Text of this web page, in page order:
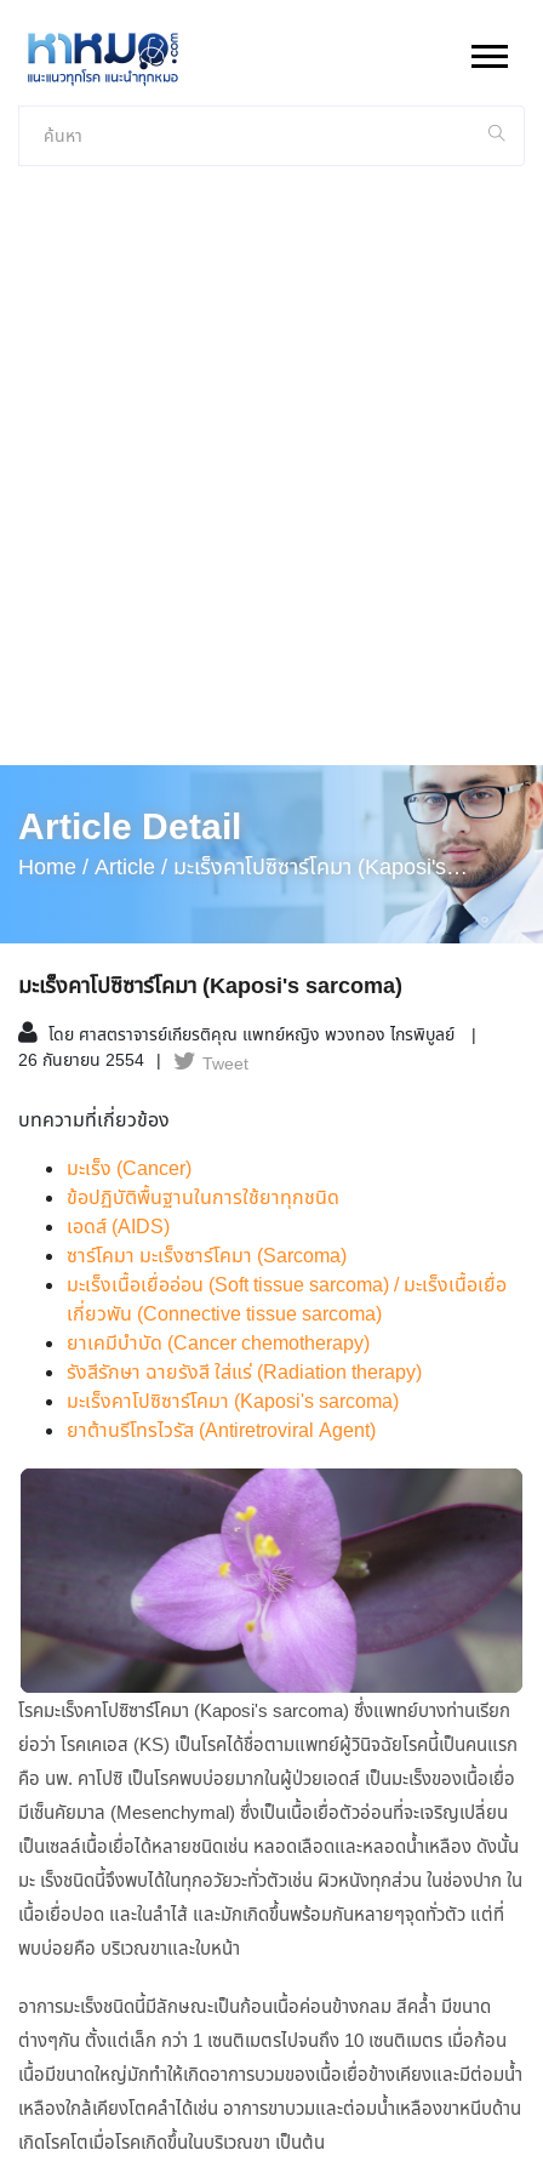
Article Detail
Home /Article / มะเร็งคาโปซิซาร์โคมา (Kaposi's
มะเร็งคาโปซิซาร์โคมา (Kaposi's sarcoma)
โดย ศาสตราจารย์เกียรติคุณ แพทย์หญิง พวงทอง ไกรพิบูลย์
26 กันยายน 2554
Tweet
บทความที่เกี่ยวข้อง
มะเร็ง (Cancer)
ข้อปฏิบัติพื้นฐานในการใช้ยาทุกชนิด
เอดส์ (AIDS)
ซาร์โคมา มะเร็งซาร์โคมา (Sarcoma)
มะเร็งเนื้อเยื่ออ่อน (Soft tissue sarcoma) / มะเร็งเนื้อเยื่อ
เกี่ยวพัน (Connective tissue sarcoma)
ยาเคมีบำบัด (Cancer chemotherapy)
รังสีรักษา ฉายรังสี ใส่แร่ (Radiation therapy)
มะเร็งคาโปซิซาร์โคมา (Kaposi's sarcoma)
ยาต้านรีโทรไวรัส (Antiretroviral Agent)
โรคมะเร็งคาโปซิซาร์โคมา (Kaposi's sarcoma) ซึ่งแพทย์บางท่านเรียก
ย่อว่า โรคเคเอส (KS) เป็นโรคได้ชื่อตามแพทย์ผู้วินิจฉัยโรคนี้เป็นคนแรก
คือ นพ. คาโปซิ เป็นโรคพบบ่อยมากในผู้ป่วยเอดส์ เป็นมะเร็งของเนื้อเยื่อ
มีเซ็นคัยมาล (Mesenchymal) ซึ่งเป็นเนื้อเยื่อตัวอ่อนที่จะเจริญเปลี่ยน
เป็นเซลล์เนื้อเยื่อได้หลายชนิดเช่น หลอดเลือดและหลอดน้ำเหลือง ดังนั้น
มะ เร็งชนิดนี้จึงพบได้ในทุกอวัยวะทั่วตัวเช่น ผิวหนังทุกส่วน ในช่องปาก ใน
เนื้อเยื่อปอด และในลำไส้ และมักเกิดขึ้นพร้อมกันหลายๆจุดทั่วตัว แต่ที่
พบบ่อยคือ บริเวณขาและใบหน้า
อาการมะเร็งชนิดนี้มีลักษณะเป็นก้อนเนื้อค่อนข้างกลม สีคล้ำ มีขนาด
ต่างๆกัน ตั้งแต่เล็ก กว่า 1 เซนติเมตรไปจนถึง 10 เซนติเมตร เมื่อก้อน
เนื้อมีขนาดใหญ่มักทำให้เกิดอาการบวมของเนื้อเยื่อข้างเคียงและมีต่อมน้ำ
เหลืองใกล้เคียงโตคลำได้เช่น อาการขาบวมและต่อมน้ำเหลืองขาหนีบด้าน
เกิดโรคโตเมื่อโรคเกิดขึ้นในบริเวณขา เป็นต้น